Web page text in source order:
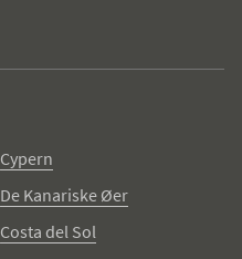
Cypern
De Kanariske Øer
Costa del Sol